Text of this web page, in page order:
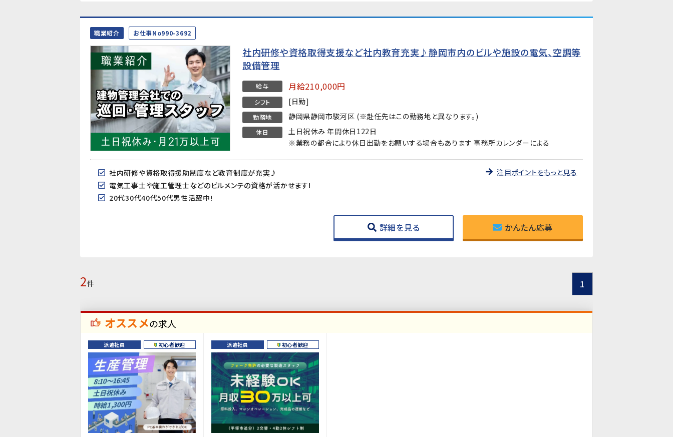
職業紹介 お仕事No990-3692
社内研修や資格取得支援など社内教育充実♪静岡市内のビルや施設の電気、空調等
設備管理
給与 月給210,000円
シフト [日勤]
勤務地 静岡県静岡市駿河区 (※赴任先はこの勤務地と異なります。)
休日
土日祝休み 年間休日122日
※業務の都合により休日出勤をお願いする場合もあります 事務所カレンダーによる
社内研修や資格取得援助制度など教育制度が充実♪
電気工事士や施工管理士などのビルメンテの資格が活かせます!
20代30代40代50代男性活躍中!
注目ポイントをもっと見る
詳細を見る かんたん応募
2件 1
オススメの求人
派遣社員 初心者歓迎 派遣社員 初心者歓迎